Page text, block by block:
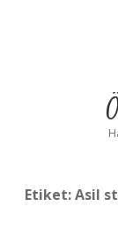
Etiket:Asil